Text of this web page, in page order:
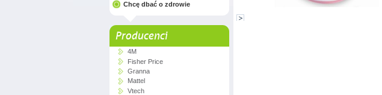
Chcę dbać o zdrowie
Producenci
4M
Fisher Price
Granna
Mattel
Vtech